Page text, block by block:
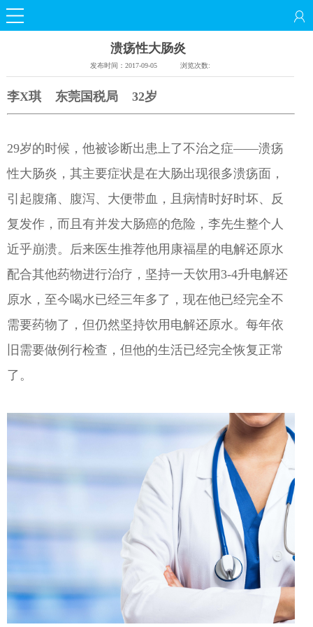
溃疡性大肠炎
发布时间：2017-09-05 浏览次数:
李X琪 东莞国税局 32岁
29岁的时候，他被诊断出患上了不治之症——溃疡
性大肠炎，其主要症状是在大肠出现很多溃疡面，
引起腹痛、腹泻、大便带血，且病情时好时坏、反
复发作，而且有并发大肠癌的危险，李先生整个人
近乎崩溃。后来医生推荐他用康福星的电解还原水
配合其他药物进行治疗，坚持一天饮用3-4升电解还
原水，至今喝水已经三年多了，现在他已经完全不
需要药物了，但仍然坚持饮用电解还原水。每年依
旧需要做例行检查，但他的生活已经完全恢复正常
了。